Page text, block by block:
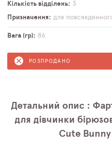
Кількість відділень
3
Призначення
для
Вага (гр) 86
РОЗПРОДАНО
Детальний опис :
для дівчинки
Cute